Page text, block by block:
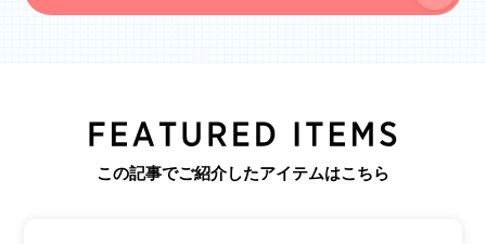
この記事でご紹介したアイテムはこちら